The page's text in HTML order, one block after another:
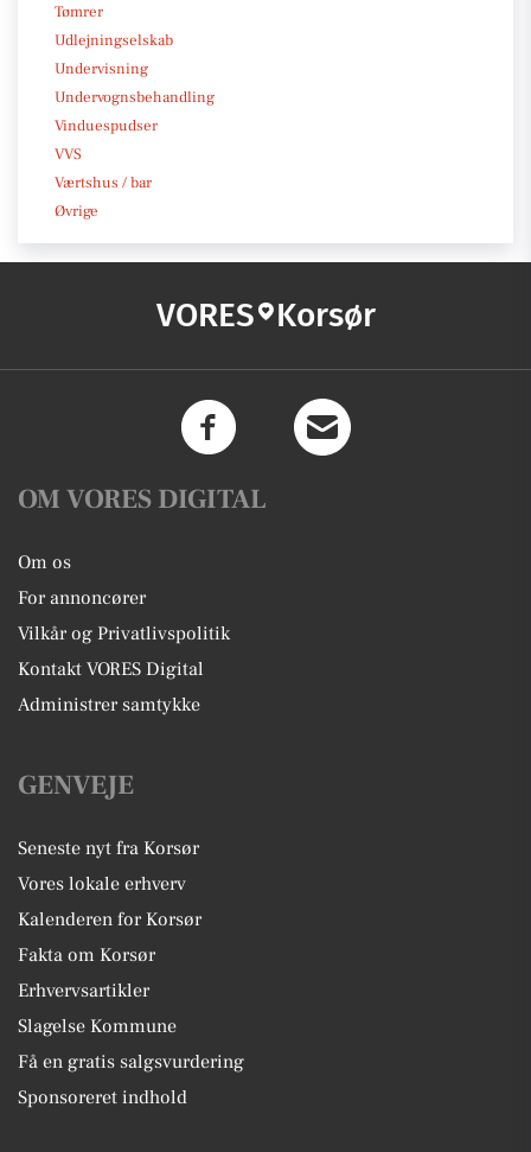
Tømrer
Udlejningselskab
Undervisning
Undervognsbehandling
Vinduespudser
VVS
Værtshus / bar
Øvrige
VORES Korsør
OM VORES DIGITAL
Om os
For annoncører
Vilkår og Privatlivspolitik
Kontakt VORES Digital
Administrer samtykke
GENVEJE
Seneste nyt fra Korsør
Vores lokale erhverv
Kalenderen for Korsør
Fakta om Korsør
Erhvervsartikler
Slagelse Kommune
Få en gratis salgsvurdering
Sponsoreret indhold